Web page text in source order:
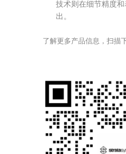
技术则在细节精度
出。
了解更多产品信息，扫描